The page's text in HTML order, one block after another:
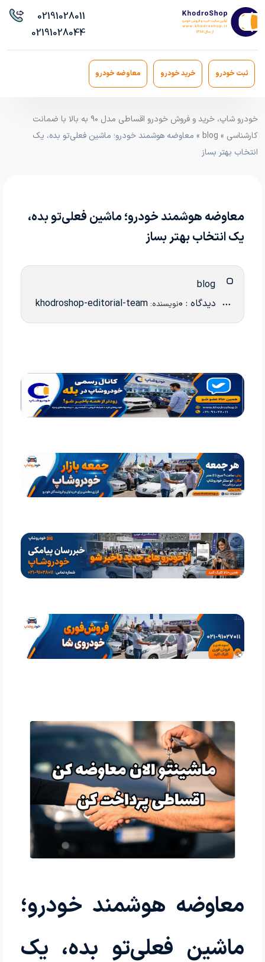
02191028011
02191028044
ثبت خودرو خرید خودرو معاوضه خودرو
خودرو شاپ، خرید و فروش خودرو اقساطی مدل ۹۰ به بالا با ضمانت
کارشناسی »
blog » معاوضه هوشمند خودرو؛ ماشین فعلی‌تو بده، یک
انتخاب بهتر بساز
معاوضه هوشمند خودرو؛ ماشین فعلی‌تو بده،
یک انتخاب بهتر بساز
دیدگاه : 0 نویسنده: khodroshop-editorial-team
معاوضه هوشمند خودرو؛
ماشین فعلی‌تو بده، یک